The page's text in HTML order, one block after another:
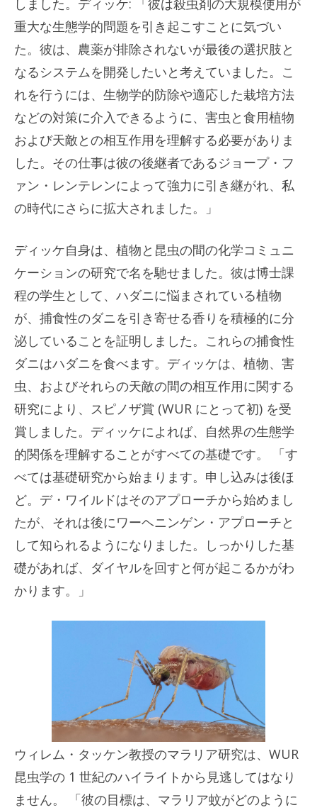
重大な生態学的問題を引き起こすことに気づい
た。彼は、農薬が排除されないが最後の選択肢と
なるシステムを開発したいと考えていました。こ
れを行うには、生物学的防除や適応した栽培方法
などの対策に介入できるように、害虫と食用植物
および天敵との相互作用を理解する必要がありま
した。その仕事は彼の後継者であるジョープ・フ
ァン・レンテレンによって強力に引き継がれ、私
の時代にさらに拡大されました。」
ディッケ自身は、植物と昆虫の間の化学コミュニ
ケーションの研究で名を馳せました。彼は博士課
程の学生として、ハダニに悩まされている植物
が、捕食性のダニを引き寄せる香りを積極的に分
泌していることを証明しました。これらの捕食性
ダニはハダニを食べます。ディッケは、植物、害
虫、およびそれらの天敵の間の相互作用に関する
研究により、スピノザ賞 (WUR にとって初) を受
賞しました。ディッケによれば、自然界の生態学
的関係を理解することがすべての基礎です。 「す
べては基礎研究から始まります。申し込みは後ほ
ど。デ・ワイルドはそのアプローチから始めまし
たが、それは後にワーヘニンゲン・アプローチと
して知られるようになりました。しっかりした基
礎があれば、ダイヤルを回すと何が起こるかがわ
かります。」
ウィレム・タッケン教授のマラリア研究は、WUR
昆虫学の 1 世紀のハイライトから見逃してはなり
ません。 「彼の目標は、マラリア蚊がどのように